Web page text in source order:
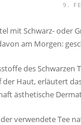
9.
mit Schwarz- oder
am Morgen:
des
der Haut, erläutert
ästhetische
verwendete Tee